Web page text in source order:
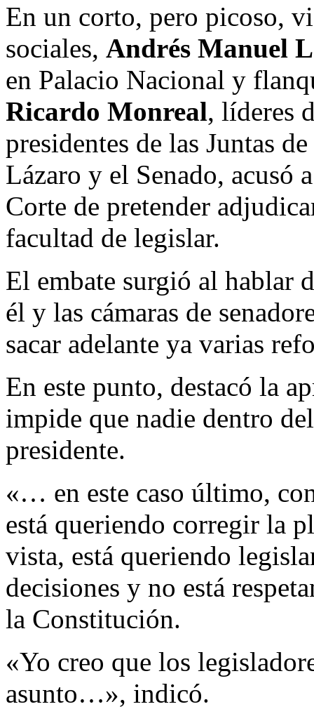
En un corto, pero picoso,
sociales, Andrés Manuel
en Palacio Nacional y
Ricardo Monreal, líderes
presidentes de las Juntas
Lázaro y el Senado, acusó
Corte de pretender
facultad de legislar.
El embate surgió al hablar
él y las cámaras de
sacar adelante ya varias
En este punto, destacó la
impide que nadie dentro
presidente.
«… en este caso último,
está queriendo corregir la
vista, está queriendo
decisiones y no está
la Constitución.
«Yo creo que los
asunto…», indicó.